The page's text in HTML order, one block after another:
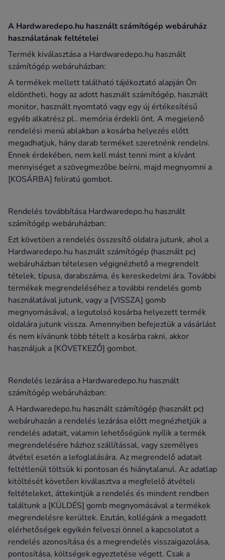
A Hardwaredepo.hu használt számítógép webáruház
használatának feltételei
Termék kiválasztása a Hardwaredepo.hu használt
számítógép webáruházban:
A termékek mellett található tájékoztató alapján Ön
eldöntheti, hogy az adott használt számítógép, használt
monitor, használt nyomtató vagy egy új értékesítésű
egyéb alkatrész pl.. memória érdekli önt. A megjelenő
rendelési menü ablakban a kosárba helyezés előtt
megadhatjuk, hány darab terméket szeretnénk rendelni.
Ennek érdekében, nem kell mást tenni mint a kívánt
mennyiséget a szövegmezőbe beírni, majd megnyomni a
[KOSÁRBA] feliratú gombot.
Rendelés továbbítása Hardwaredepo.hu használt
számítógép webáruházban:
Ezt követöen a rendelés összesítő oldalra jutunk, ahol a
Hardwaredepo.hu használt számítógép (használt pc)
webáruházban tételesen végignézhető a megrendelt
tételek, típusa, darabszáma, és kereskedelmi ára. További
termékek megrendeléséhez a további rendelés gomb
használatával jutunk, vagy a [VISSZA] gomb
megnyomásával, a legutolsó kosárba helyezett termék
oldalára jutunk vissza. Amennyiben befejeztük a vásárlást
és nem kívánunk több tételt a kosárba rakni, akkor
használjuk a [KÖVETKEZŐ] gombot.
Rendelés lezárása a Hardwaredepo.hu használt
számítógép webáruházban:
A Hardwaredepo.hu használt számítógép (használt pc)
webáruhazán a rendelés lezárása előtt megnézhetjük a
rendelés adatait, valamin lehetőségünk nyílik a termék
megrendelésére házhoz szállítással, vagy személyes
átvétel esetén a lefoglalására. Az megrendelő adatait
feltétlenül töltsük ki pontosan és hiánytalanul. Az adatlap
kitöltését követően kiválasztva a megfelelő átvételi
feltételeket, áttekintjük a rendelés és mindent rendben
találtunk a [KÜLDÉS] gomb megnyomásával a termékek
megrendelésre kerültek. Ezután, kollégánk a megadott
elérhetőségek egyikén felveszi önnel a kapcsolatot a
rendelés azonosítása és a megrendelés visszaigazolása,
pontosítása, költségek egyeztetése végett. Csak a